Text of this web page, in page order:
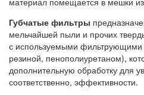
Губчатые фильтры
мельчайшей пыли и прочих
с используемыми фильтрующими
резиной, пенополиуретаном),
дополнительную обработку для
соответственно, эффективности.